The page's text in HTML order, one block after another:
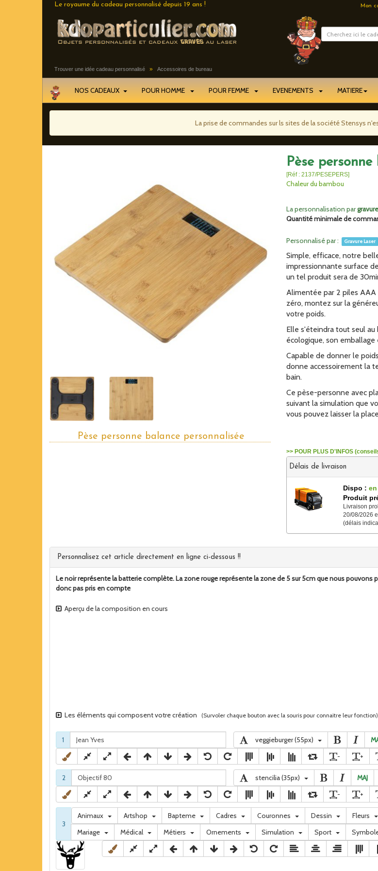
Le royaume du cadeau personnalisé depuis 19 ans ! Mon
Trouver une idée cadeau personnalisé » Accessoires de bureau
NOS CADEAUX POUR HOMME POUR FEMME EVENEMENTS MATIERE
La prise de commandes sur ls sites de la société Stensys
Pèse personne balance personnalisée
Pèse
[Réf : 2137/PESEPERS]
Chaleur du bambou
La personnalisation pargravure
Quantité minimale de
Personnalisé par : Gravure Laser
Simple, efficace, notre
impressionnante surface
un tel produit sera de
Alimentée par 2 piles AAA
zéro, montez sur la
votre poids.
Elle s'éteindra tout seul
écologique, son
Capable de donner le
donne accessoirement la
bain.
Ce pèse-personne avec
suivant la simulation que
vous pouvez laisser la
>> POUR PLUS D'INFOS
Délais de livraison
Dispo :
Produit
Livraison
20/08/2026
(délais
Personnalisez cet article directement en ligne ci-dessous !!
Le noir représente la batterie complète. La zone rouge représente la zone de 5 sur 5cm que nous pouvons
donc pas pris en compte
Aperçu de la composition en cours
Les éléments qui composent votre création (Survoler chaque bouton avec la souris pour connaitre leur fonction)
1 veggieburger (55px)
-
+
2 stencilia (35px) MAJ
-
+
3
Animaux Artshop Bapteme Cadres Couronnes Dessin Fleurs
Mariage
Médical Métiers Ornements Simulation Sport